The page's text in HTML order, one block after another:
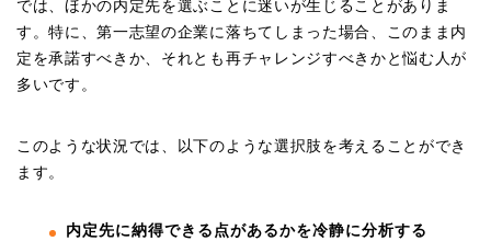
では、ほかの内定先を選ぶことに迷いが生じることがありま
す。特に、第一志望の企業に落ちてしまった場合、このまま内
定を承諾すべきか、それとも再チャレンジすべきかと悩む人が
多いです。
このような状況では、以下のような選択肢を考えることができ
ます。
内定先に納得できる点があるかを冷静に分析する